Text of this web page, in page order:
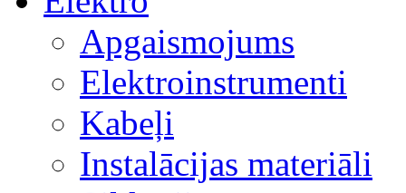
Apgaismojums
Elektroinstrumenti
Kabeļi
Instalācijas materiāli